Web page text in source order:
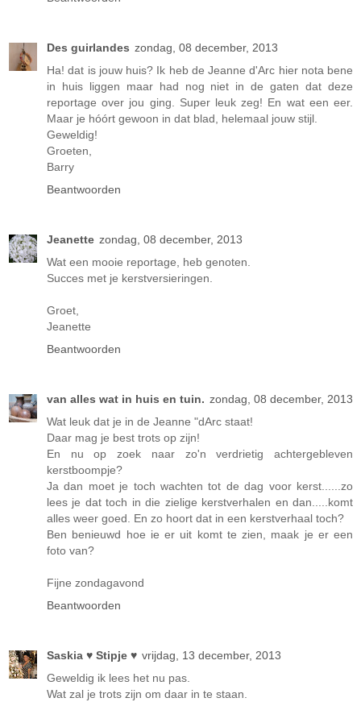
Des guirlandes zondag, 08 december, 2013
Ha! dat is jouw huis? Ik heb de Jeanne d'Arc hier nota bene
in huis liggen maar had nog niet in de gaten dat deze
reportage over jou ging. Super leuk zeg! En wat een eer.
Maar je hóórt gewoon in dat blad, helemaal jouw stijl.
Geweldig!
Groeten,
Barry
Beantwoorden
Jeanette zondag, 08 december, 2013
Wat een mooie reportage, heb genoten.
Succes met je kerstversieringen.
Groet,
Jeanette
Beantwoorden
van alles wat in huis en tuin. zondag, 08 december, 2013
Wat leuk dat je in de Jeanne "dArc staat!
Daar mag je best trots op zijn!
En nu op zoek naar zo'n verdrietig achtergebleven
kerstboompje?
Ja dan moet je toch wachten tot de dag voor kerst......zo
lees je dat toch in die zielige kerstverhalen en dan.....komt
alles weer goed. En zo hoort dat in een kerstverhaal toch?
Ben benieuwd hoe ie er uit komt te zien, maak je er een
foto van?
Fijne zondagavond
Beantwoorden
Saskia ♥ Stipje ♥ vrijdag, 13 december, 2013
Geweldig ik lees het nu pas.
Wat zal je trots zijn om daar in te staan.